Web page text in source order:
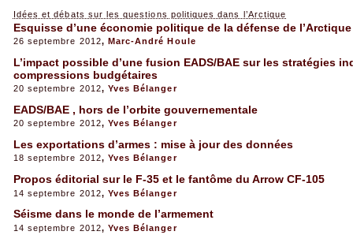
Idées et débats sur les questions politiques dans l’Arctique
Esquisse d’une économie politique de la défense de l’Arctique
26 septembre 2012, Marc-André Houle
L’impact possible d’une fusion EADS/BAE sur les stratégies
compressions budgétaires
20 septembre 2012, Yves Bélanger
EADS/BAE , hors de l’orbite gouvernementale
20 septembre 2012, Yves Bélanger
Les exportations d’armes : mise à jour des données
18 septembre 2012, Yves Bélanger
Propos éditorial sur le F-35 et le fantôme du Arrow CF-105
14 septembre 2012, Yves Bélanger
Séisme dans le monde de l’armement
14 septembre 2012, Yves Bélanger